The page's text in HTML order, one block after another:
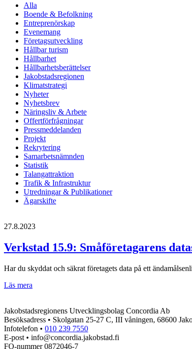
Alla
Boende & Befolkning
Entreprenörskap
Evenemang
Företagsutveckling
Hållbar turism
Hållbarhet
Hållbarhetsberättelser
Jakobstadsregionen
Klimatstrategi
Nyheter
Nyhetsbrev
Näringsliv & Arbete
Offertförfrågningar
Pressmeddelanden
Projekt
Rekrytering
Samarbetsnämnden
Statistik
Talangattraktion
Trafik & Infrastruktur
Utredningar & Publikationer
Ägarskifte
27.8.2023
Verkstad 15.9: Småföretagarens
Har du skyddat och säkrat företagets data på ett
Läs mera
dataskydd
Jakobstadsregionens Utvecklingsbolag Concordia Ab
Besöksadress • Skolgatan 25-27 C, III våningen, 68600
Infotelefon • 010 239 7550
E-post • info@concordia.jakobstad.fi
FO-nummer 0872046-7